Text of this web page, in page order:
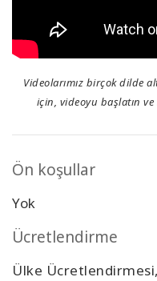
Videolarımız birçok dilde
için, videoyu başlatın ve
Ön koşullar
Yok
Ücretlendirme
Ülke